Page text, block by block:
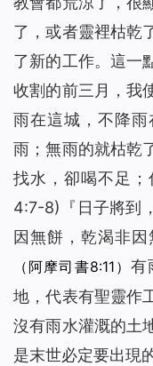
了，或者靈裡枯乾
了新的工作。這一
收割的前三月，我
雨在這城，不降
雨；無雨的就枯乾
找水，卻喝不足；
4:7-8)『 日子將到
因無餅，乾渴非
（阿摩司書8:11） 有
地，代表有聖靈作
沒有雨水灌溉的土
是末世必定要出現